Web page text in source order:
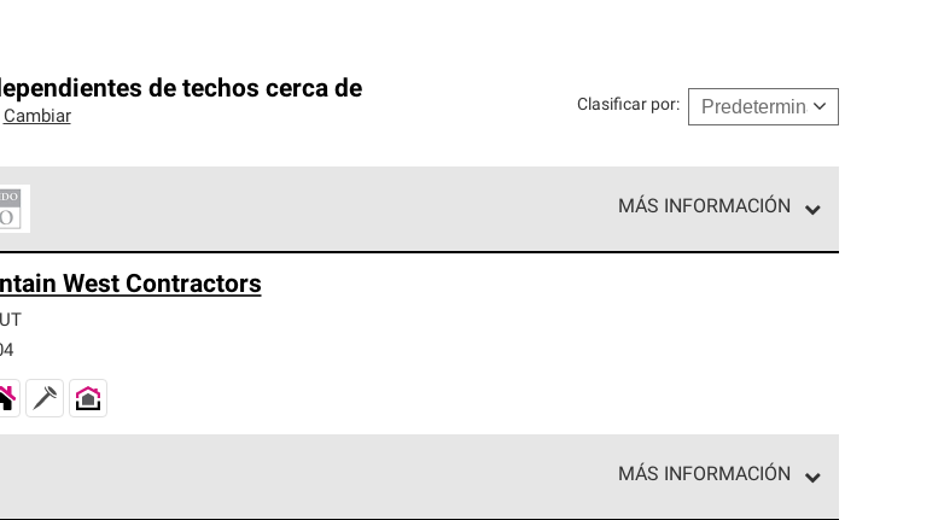
de techos cerca de
Cambiar
Clasificar por:
MÁS INFORMACIÓN
estrictos de profesionalismo, confiabilidad y destreza incomparable. Solo ellos pueden
de sistemas de techos.
West Contractors
UT
MÁS INFORMACIÓN